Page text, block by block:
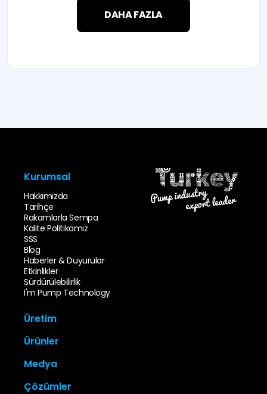
DAHA FAZLA
Kurumsal
Hakkımızda
Tarihçe
Rakamlarla Sempa
Kalite Politikamız
SSS
Blog
Haberler & Duyurular
Etkinlikler
Sürdürülebilirlik
I'm Pump Technology
Üretim
İnovasyon & Tasarım
Kalıp Parkı
İşleme Parkı
Kalite Kontrol
Ürünler
Uçtan Emişli Pompalar
Çok Kademeli Pompalar
In-Line Pompalar
Medya
Katalog
Çözümler